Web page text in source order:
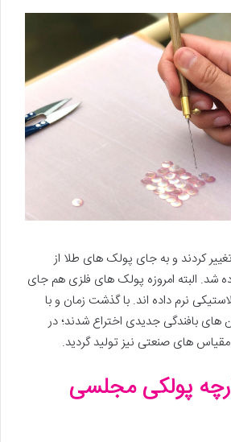
کردند و به جای پولک های طلا از
شد. البته امروزه پولک های فلزی هم جای
نرم داده اند. با گذشت زمان و با
های بافندگی جدیدی اختراع شدند؛ در
های صنعتی نیز تولید گردید.
پولکی مجلسی